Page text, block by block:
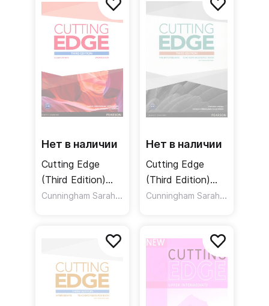
+DVD / Учебник
+ DVD
+ ответы
Нет в наличии
Cutting Edge
(Third Edition)
Elementary
Cunningham Sarah
,Moor Peter,Cosgrove Anthony
Нет в наличии
Cutting Edge
(Third Edition)
Pre-Intermediate
Pack / Книга для
учителя + CD
Cunningham Sarah
,Moor